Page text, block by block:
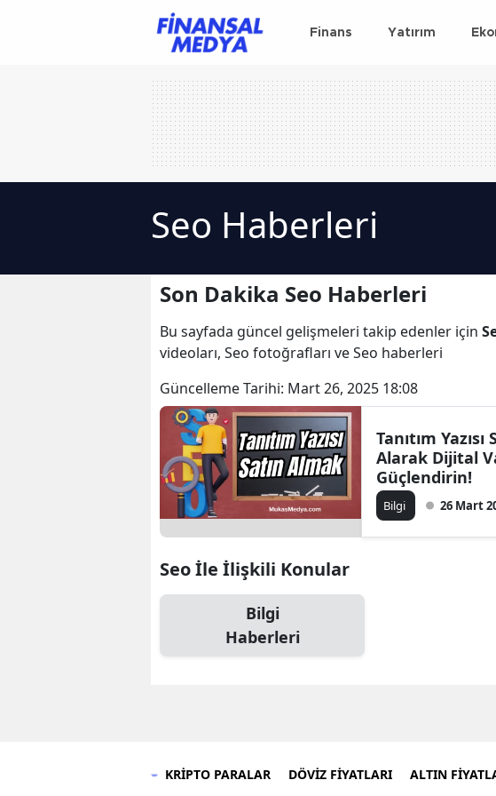
Finans Yatırım
Seo Haberleri
Son Dakika Seo Haberleri
Bu sayfada güncel gelişmeleri takip edenler için
videoları, Seo fotoğrafları ve Seo haberleri
Güncelleme Tarihi: Mart 26, 2025 18:08
Tanıtım Yazısı
Alarak Dijital
Güçlendirin!
Bilgi 26 Mart
Seo İle İlişkili Konular
Bilgi
Haberleri
KRİPTO PARALAR DÖVİZ FİYATLARI ALTIN